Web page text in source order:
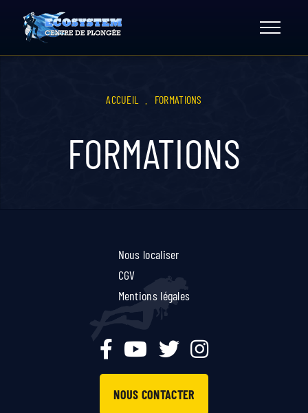
content
ACCUEIL FORMATIONS
FORMATIONS
Nous localiser
CGV
Mentions légales
NOUS CONTACTER